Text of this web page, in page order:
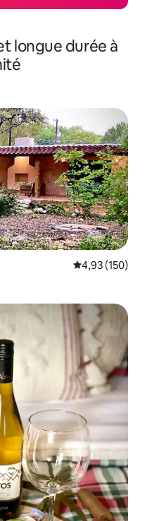
longue durée à
appréciés
Évaluation
4,93 (150)
appréciés